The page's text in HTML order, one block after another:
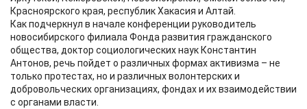
Красноярского края, республик Хакасия и Алтай.
Как подчеркнул в начале конференции руководитель
новосибирского филиала Фонда развития гражданского
общества, доктор социологических наук Константин
Антонов, речь пойдет о различных формах активизма – не
только протестах, но и различных волонтерских и
добровольческих организациях, фондах и их взаимодействии
с органами власти.